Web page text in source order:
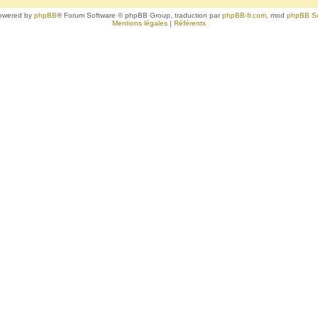
by phpBB® Forum Software © phpBB Group, traduction parphpBB-fr.com , mod phpBB
Mentions légales | Référents